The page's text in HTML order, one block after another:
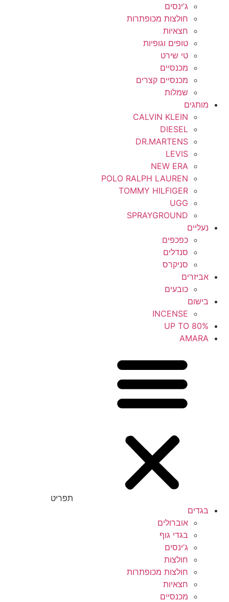
ג’ינסים
חולצות מכופתרות
חצאיות
טופים וגופיות
טי שירט
מכנסיים
מכנסיים קצרים
שמלות
מותגים
CALVIN KLEIN
DIESEL
DR.MARTENS
LEVIS
NEW ERA
POLO RALPH LAUREN
TOMMY HILFIGER
UGG
SPRAYGROUND
נעליים
כפכפים
סנדלים
סניקרס
אביזרים
כובעים
בישום
INCENSE
UP TO 80%
AMARA
תפריט
בגדים
אוברולים
בגדי גוף
ג’ינסים
חולצות
חולצות מכופתרות
חצאיות
מכנסיים